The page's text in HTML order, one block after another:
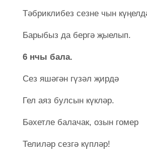
Тәбриклибез сезне чын
Барыбыз да бергә җыелып.
6 нчы бала.
Сез яшәгән гүзәл җирдә
Гел аяз булсын күкләр.
Бәхетле балачак, озын гомер
Телиләр сезгә күпләр!